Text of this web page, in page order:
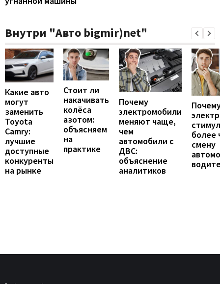
Внутри "Авто bigmir)net"
Какие авто
могут
заменить
Toyota
Camry:
лучшие
доступные
конкуренты
на рынке
Стоит ли
накачивать
колёса
азотом:
объясняем
на
практике
Почему
электромобили
меняют чаще,
чем
автомобили с
ДВС:
объяснение
аналитиков
более
смену